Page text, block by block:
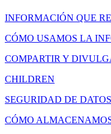
INFORMACIÓN QUE
CÓMO USAMOS LA
COMPARTIR Y
CHILDREN
SEGURIDAD DE DATOS
CÓMO